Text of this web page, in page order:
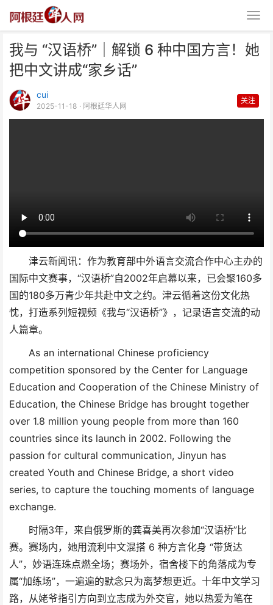
我与 “汉语桥”｜解锁 6 种中国方言！她
把中文讲成“家乡话”
cui
2025-11-18 · 阿根廷华人网
关注
津云新闻讯：作为教育部中外语言交流合作中心主办的
国际中文赛事，“汉语桥”自2002年启幕以来，已会聚160多
国的180多万青少年共赴中文之约。津云循着这份文化热
忱，打造系列短视频《我与“汉语桥”》，记录语言交流的动
人篇章。
As an international Chinese proficiency
competition sponsored by the Center for Language
Education and Cooperation of the Chinese Ministry of
Education, the Chinese Bridge has brought together
over 1.8 million young people from more than 160
countries since its launch in 2002. Following the
passion for cultural communication, Jinyun has
created Youth and Chinese Bridge, a short video
series, to capture the touching moments of language
exchange.
时隔3年，来自俄罗斯的龚喜美再次参加“汉语桥”比
赛。赛场内，她用流利中文混搭 6 种方言化身 “带货达
人”，妙语连珠点燃全场；赛场外，宿舍楼下的角落成为专
属“加练场”，一遍遍的默念只为离梦想更近。十年中文学习
路，从姥爷指引方向到立志成为外交官，她以热爱为笔在